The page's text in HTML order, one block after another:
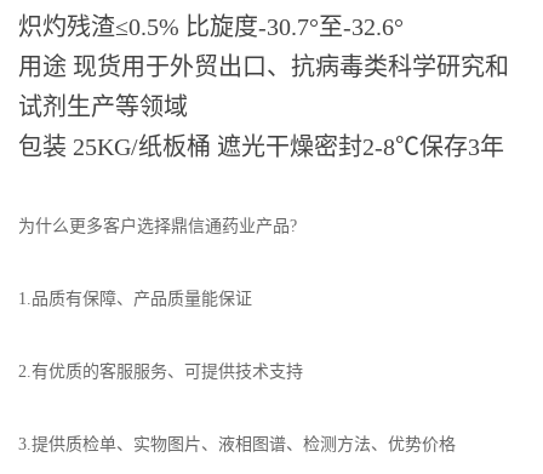
炽灼残渣≤0.5% 比旋度-30.7°至-32.6°
用途 现货用于外贸出口、抗病毒类科学研究和
试剂生产等领域
包装 25KG/纸板桶 遮光干燥密封2-8℃保存3年
为什么更多客户选择鼎信通药业产品?
1.品质有保障、产品质量能保证
2.有优质的客服服务、可提供技术支持
3.提供质检单、实物图片、液相图谱、检测方法、优势价格